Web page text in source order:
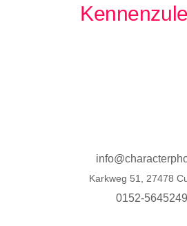
Karkweg 51, 27478
0152-